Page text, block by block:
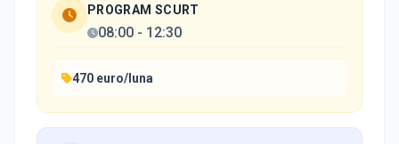
PROGRAM SCURT
08:00 - 12:30
470 euro/luna